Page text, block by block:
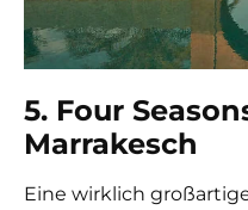
5. Four
Marrakesch
Eine wirklich